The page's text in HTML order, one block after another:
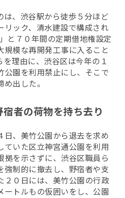
は、渋谷駅から徒歩５分ほど
リック、清水建設で構成され
と７０年間の定期借地権設定
規模な再開発工事に入ること
理由に、渋谷区は今年の１
公園を利用禁止にし、そこで
出した。
者の荷物を持ち去り
日、美竹公園から退去を求め
ていた区立神宮通公園を利用
拠を示さずに、渋谷区職員ら
制的に撤去し、 野宿者や支
２０日には、美竹公園の行政
ートルもの仮囲いをし、公園